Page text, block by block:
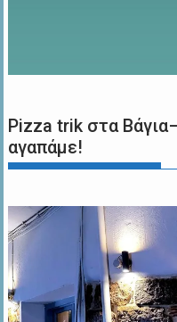
Pizza trik στα
αγαπάμε!